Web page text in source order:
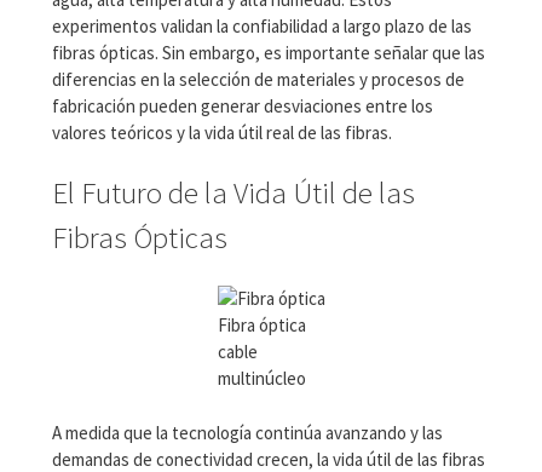
experimentos validan la confiabilidad a largo plazo de las
fibras ópticas. Sin embargo, es importante señalar que las
diferencias en la selección de materiales y procesos de
fabricación pueden generar desviaciones entre los
valores teóricos y la vida útil real de las fibras.
El Futuro de la Vida Útil de las
Fibras Ópticas
Fibra óptica
cable
multinúcleo
A medida que la tecnología continúa avanzando y las
demandas de conectividad crecen, la vida útil de las fibras